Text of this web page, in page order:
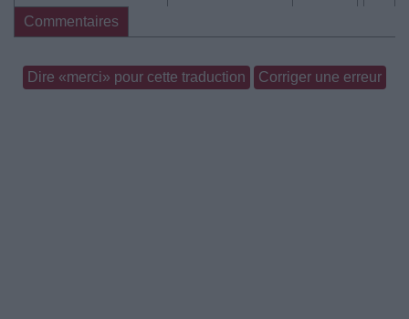
Commentaires
Dire «merci» pour cette traduction Corriger une erreur